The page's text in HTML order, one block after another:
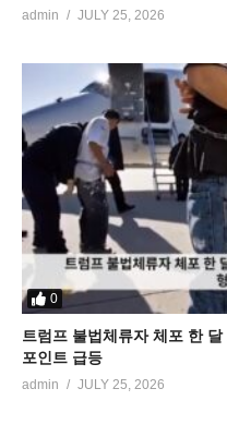
admin JULY 25, 2026
0
트럼프 불법체류자 체포 한
포인트 급등
admin JULY 25, 2026